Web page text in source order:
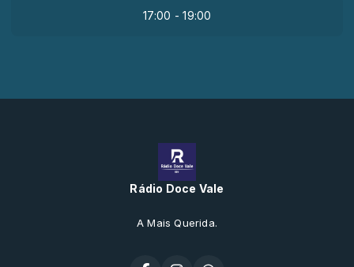
17:00 - 19:00
Rádio Doce Vale
A Mais Querida.